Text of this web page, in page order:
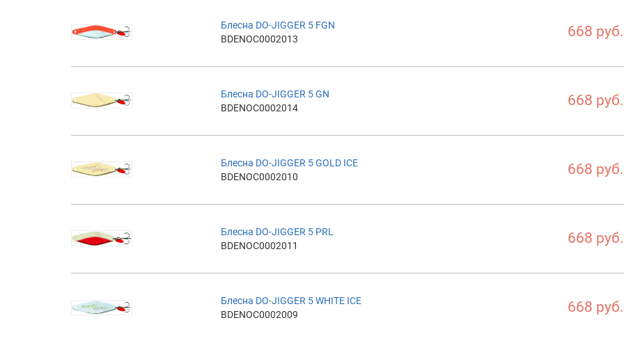
Блесна DO-JIGGER 5 FGN
BDENOC0002013
668 руб.
Блесна DO-JIGGER 5 GN
BDENOC0002014
668 руб.
Блесна DO-JIGGER 5 GOLD ICE
BDENOC0002010
668 руб.
Блесна DO-JIGGER 5 PRL
BDENOC0002011
668 руб.
Блесна DO-JIGGER 5 WHITE ICE
BDENOC0002009
668 руб.